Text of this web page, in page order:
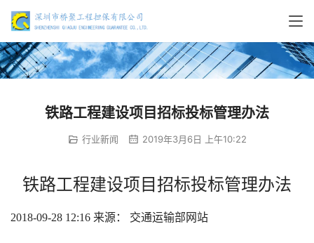
铁路工程建设项目招标投标管理办法
行业新闻 2019年3月6日 上午10:22
铁路工程建设项目招标投标管理办法
2018-09-28 12:16 来源： 交通运输部网站